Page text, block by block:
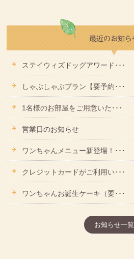
ステイウィズドッグアワード･･･
しゃぶしゃぶプラン【要予約･･･
1名様のお部屋をご用意いた･･･
営業日のお知らせ
ワンちゃんメニュー新登場！･･･
クレジットカードがご利用い･･･
ワンちゃんお誕生ケーキ（要･･･
お知らせ一覧